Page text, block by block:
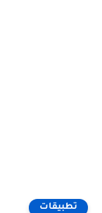
تطبيقات